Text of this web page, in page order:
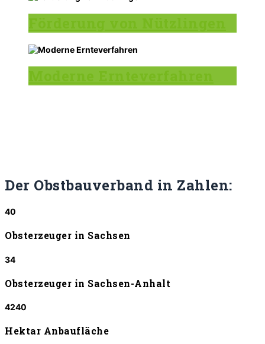
Der Obstbauverband in Zahlen:
40
Obsterzeuger in Sachsen
34
Obsterzeuger in Sachsen-Anhalt
4240
Hektar Anbaufläche